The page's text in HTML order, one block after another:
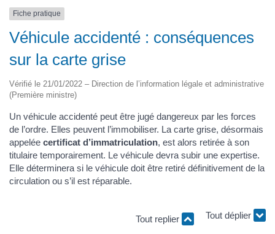
Fiche pratique
Véhicule accidenté : conséquences
sur la carte grise
Vérifié le 21/01/2022 – Direction de l’information légale et administrative
(Première ministre)
Un véhicule accidenté peut être jugé dangereux par les forces
de l’ordre. Elles peuvent l’immobiliser. La carte grise, désormais
appelée certificat d’immatriculation, est alors retirée à son
titulaire temporairement. Le véhicule devra subir une expertise.
Elle déterminera si le véhicule doit être retiré définitivement de la
circulation ou s’il est réparable.
Tout replier Tout déplier